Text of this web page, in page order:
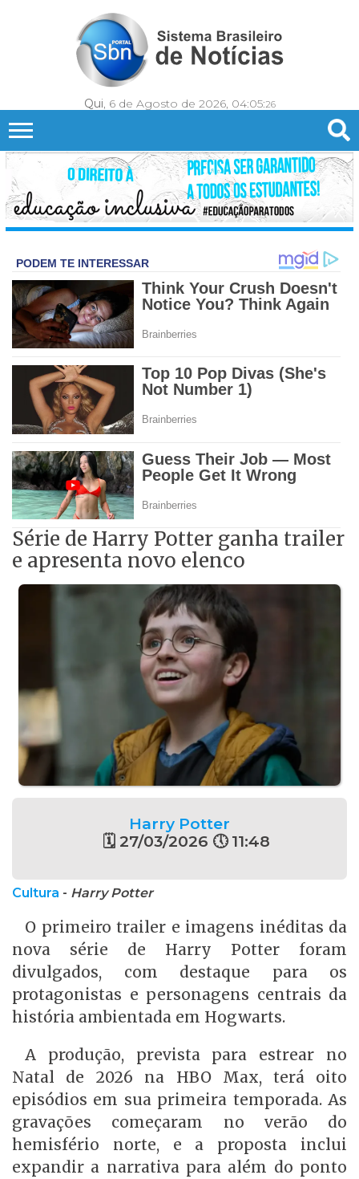
Qui, 6 de Agosto de 2026, 04:05:27
Série de Harry Potter ganha trailer
e apresenta novo elenco
Harry Potter
🗓 27/03/2026 🕔 11:48
Cultura - Harry Potter
O primeiro trailer e imagens inéditas da
nova série de Harry Potter foram
divulgados, com destaque para os
protagonistas e personagens centrais da
história ambientada em Hogwarts.
A produção, prevista para estrear no
Natal de 2026 na HBO Max, terá oito
episódios em sua primeira temporada. As
gravações começaram no verão do
hemisfério norte, e a proposta inclui
expandir a narrativa para além do ponto